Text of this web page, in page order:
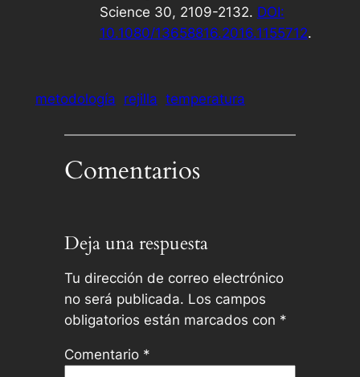
Science 30, 2109-2132. DOI:
10.1080/13658816.2016.1155712.
metodología rejilla temperatura
Comentarios
Deja una respuesta
Tu dirección de correo electrónico
no será publicada. Los campos
obligatorios están marcados con *
Comentario *